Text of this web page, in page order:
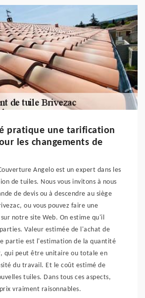
pratique une tarification
les changements de
Angelo est un expert dans les
de tuiles. Nous vous invitons à nous
de devis ou à descendre au siège
ou vous pouvez faire une
notre site Web. On estime qu'il
Valeur estimée de l'achat de
partie est l'estimation de la quantité
qui peut être unitaire ou totale en
du travail. Et le coût estimé de
tuiles. Dans tous ces aspects,
vraiment raisonnables.